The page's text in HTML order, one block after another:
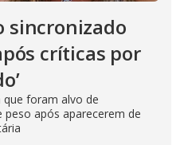
sincronizado
críticas por
que foram alvo de
após aparecerem de